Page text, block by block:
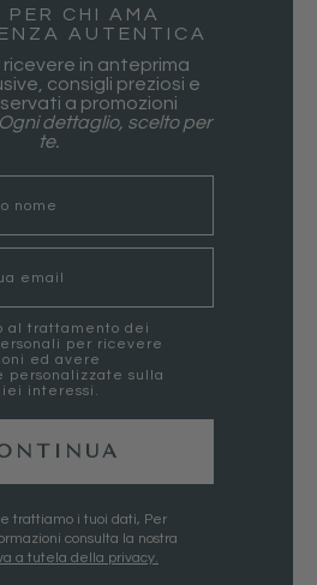
PER CHI AMA
AUTENTICA
ricevere in anteprima
consigli preziosi e
a promozioni
Ogni dettaglio, scelto per
te.
al trattamento dei
per ricevere
ed avere
personalizzate sulla
interessi.
trattiamo i tuoi dati, Per
consulta la nostra
a tutela della privacy.